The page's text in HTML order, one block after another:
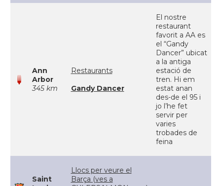
Ann
Arbor
345 km
Restaurants
Gandy Dancer
El nostre
restaurant
favorit a AA es
el “Gandy
Dancer” ubicat
a la antiga
estació de
tren. Hi em
estat anan
des-de el 95 i
jo l’he fet
servir per
varies
trobades de
feina
Saint
Llocs per veure el
Barça (ves a